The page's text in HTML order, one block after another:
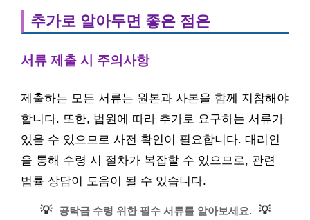
추가로 알아두면 좋은 점은
서류 제출 시 주의사항
제출하는 모든 서류는 원본과 사본을 함께 지참해야
합니다. 또한, 법원에 따라 추가로 요구하는 서류가
있을 수 있으므로 사전 확인이 필요합니다. 대리인
을 통해 수령 시 절차가 복잡할 수 있으므로, 관련
법률 상담이 도움이 될 수 있습니다.
💡 공탁금 수령 위한 필수 서류를 알아보세요. 💡